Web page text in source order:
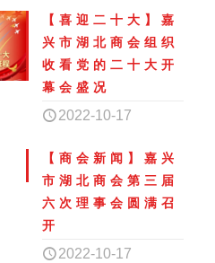
【喜迎二十大】嘉
兴市湖北商会组织
收看党的二十大开
幕会盛况
2022-10-17
【商会新闻】嘉兴
市湖北商会第三届
六次理事会圆满召
开
2022-10-17